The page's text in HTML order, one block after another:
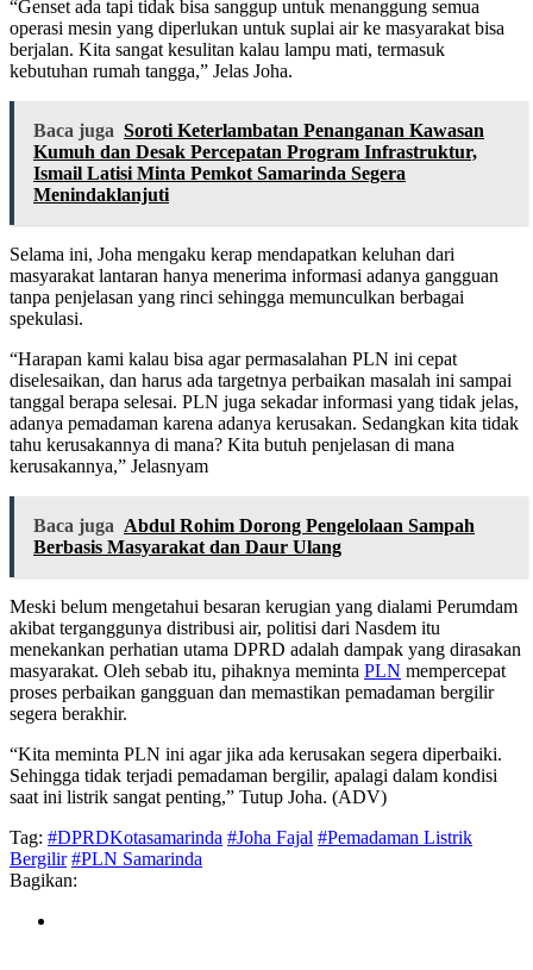
“Genset ada tapi tidak bisa sanggup untuk menanggung semua
operasi mesin yang diperlukan untuk suplai air ke masyarakat bisa
berjalan. Kita sangat kesulitan kalau lampu mati, termasuk
kebutuhan rumah tangga,” Jelas Joha.
Baca juga Soroti Keterlambatan Penanganan Kawasan
Kumuh dan Desak Percepatan Program Infrastruktur,
Ismail Latisi Minta Pemkot Samarinda Segera
Menindaklanjuti
Selama ini, Joha mengaku kerap mendapatkan keluhan dari
masyarakat lantaran hanya menerima informasi adanya gangguan
tanpa penjelasan yang rinci sehingga memunculkan berbagai
spekulasi.
“Harapan kami kalau bisa agar permasalahan PLN ini cepat
diselesaikan, dan harus ada targetnya perbaikan masalah ini sampai
tanggal berapa selesai. PLN juga sekadar informasi yang tidak jelas,
adanya pemadaman karena adanya kerusakan. Sedangkan kita tidak
tahu kerusakannya di mana? Kita butuh penjelasan di mana
kerusakannya,” Jelasnyam
Baca juga Abdul Rohim Dorong Pengelolaan Sampah
Berbasis Masyarakat dan Daur Ulang
Meski belum mengetahui besaran kerugian yang dialami Perumdam
akibat terganggunya distribusi air, politisi dari Nasdem itu
menekankan perhatian utama DPRD adalah dampak yang dirasakan
masyarakat. Oleh sebab itu, pihaknya meminta PLN mempercepat
proses perbaikan gangguan dan memastikan pemadaman bergilir
segera berakhir.
“Kita meminta PLN ini agar jika ada kerusakan segera diperbaiki.
Sehingga tidak terjadi pemadaman bergilir, apalagi dalam kondisi
saat ini listrik sangat penting,” Tutup Joha. (ADV)
Tag: #DPRDKotasamarinda #Joha Fajal #Pemadaman Listrik
Bergilir #PLN Samarinda
Bagikan: